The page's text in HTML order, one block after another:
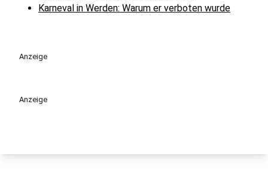
Karneval in Werden: Warum er verboten wurde
Anzeige
Anzeige